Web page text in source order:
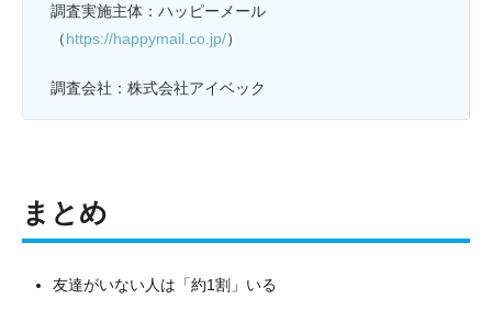
調査実施主体：ハッピーメール
（https://happymail.co.jp/）
調査会社：株式会社アイベック
まとめ
友達がいない人は「約1割」いる